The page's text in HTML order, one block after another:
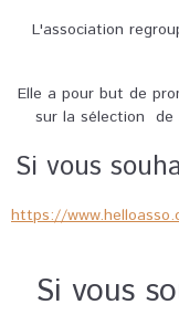
L'association
Elle a pour but de
sur la sélection de
Si vous
https://
Si vous